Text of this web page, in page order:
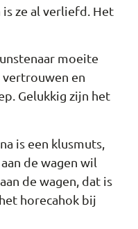
ze al verliefd. Het
moeite
vertrouwen en
Gelukkig zijn het
is een klusmuts,
de wagen wil
de wagen, dat is
horecahok bij